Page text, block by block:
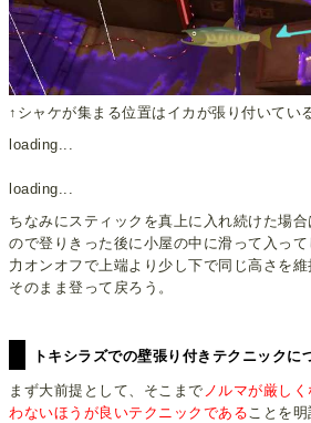
↑シャケが集まる位置はイカが張り付いてい
loading...
loading...
ちなみにスティックを真上に入れ続けた場
ので登りきった後に小屋の中に滑って入っ
力オンオフで上端より少し下で同じ高さを
そのまま登って戻ろう。
トキシラズでの壁張り付きテクニックに
まず大前提として、そこまで ノルマが厳し
わないほうが良いテクニックであることを明